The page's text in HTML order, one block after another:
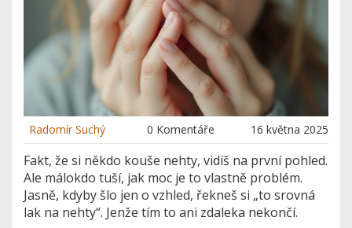
Radomír Suchý 0 Komentáře 16 května 2025
Fakt, že si někdo kouše nehty, vidíš na první pohled.
Ale málokdo tuší, jak moc je to vlastně problém.
Jasně, kdyby šlo jen o vzhled, řekneš si „to srovná
lak na nehty“. Jenže tím to ani zdaleka nekončí.